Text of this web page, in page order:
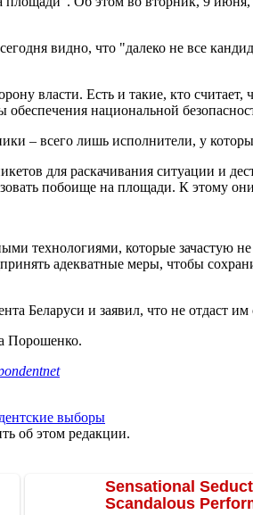
видно, что "далеко не все
власти. Есть и такие, кто
национальной
– всего лишь исполнители, у
для раскачивания ситуации и
побоище на площади. К этому
технологиями, которые зачастую
адекватные меры, чтобы
Беларуси и заявил, что не отдаст им
Порошенко.
выборы
об этом редакции.